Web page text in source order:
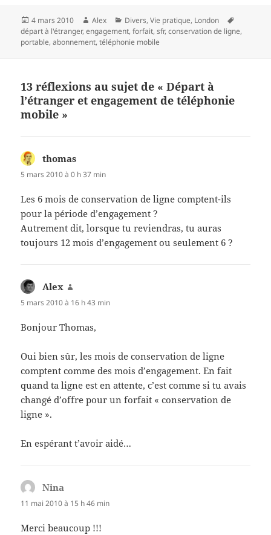
Publié
le
4 mars 2010 Auteur
Alex Catégories
Divers,Vie pratique, London
clés
départ à l'étranger,engagement,forfait,sfr,conservation de ligne,
portable,abonnement,téléphonie mobile
13 réflexions au sujet de « Départ à
l’étranger et engagement de téléphonie
mobile »
thomas
5 mars 2010 à 0 h 37 min
Les 6 mois de conservation de ligne comptent-ils
pour la période d’engagement ?
Autrement dit, lorsque tu reviendras, tu auras
toujours 12 mois d’engagement ou seulement 6 ?
Alex
5 mars 2010 à 16 h 43 min
Bonjour Thomas,
Oui bien sûr, les mois de conservation de ligne
comptent comme des mois d’engagement. En fait
quand ta ligne est en attente, c’est comme si tu avais
changé d’offre pour un forfait « conservation de
ligne ».
En espérant t’avoir aidé…
Nina
11 mai 2010 à 15 h 46 min
Merci beaucoup !!!